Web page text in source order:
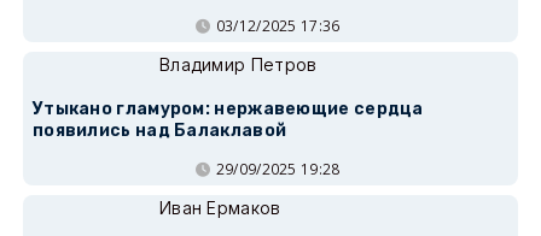
03/12/2025 17:36
Владимир Петров
Утыкано гламуром: нержавеющие сердца
появились над Балаклавой
29/09/2025 19:28
Иван Ермаков